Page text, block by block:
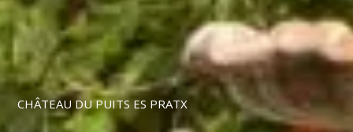
CHÂTEAU DU PUITS ES PRATX